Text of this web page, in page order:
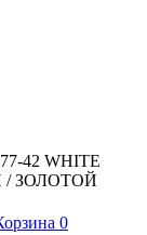
42 WHITE
ЗОЛОТОЙ
0